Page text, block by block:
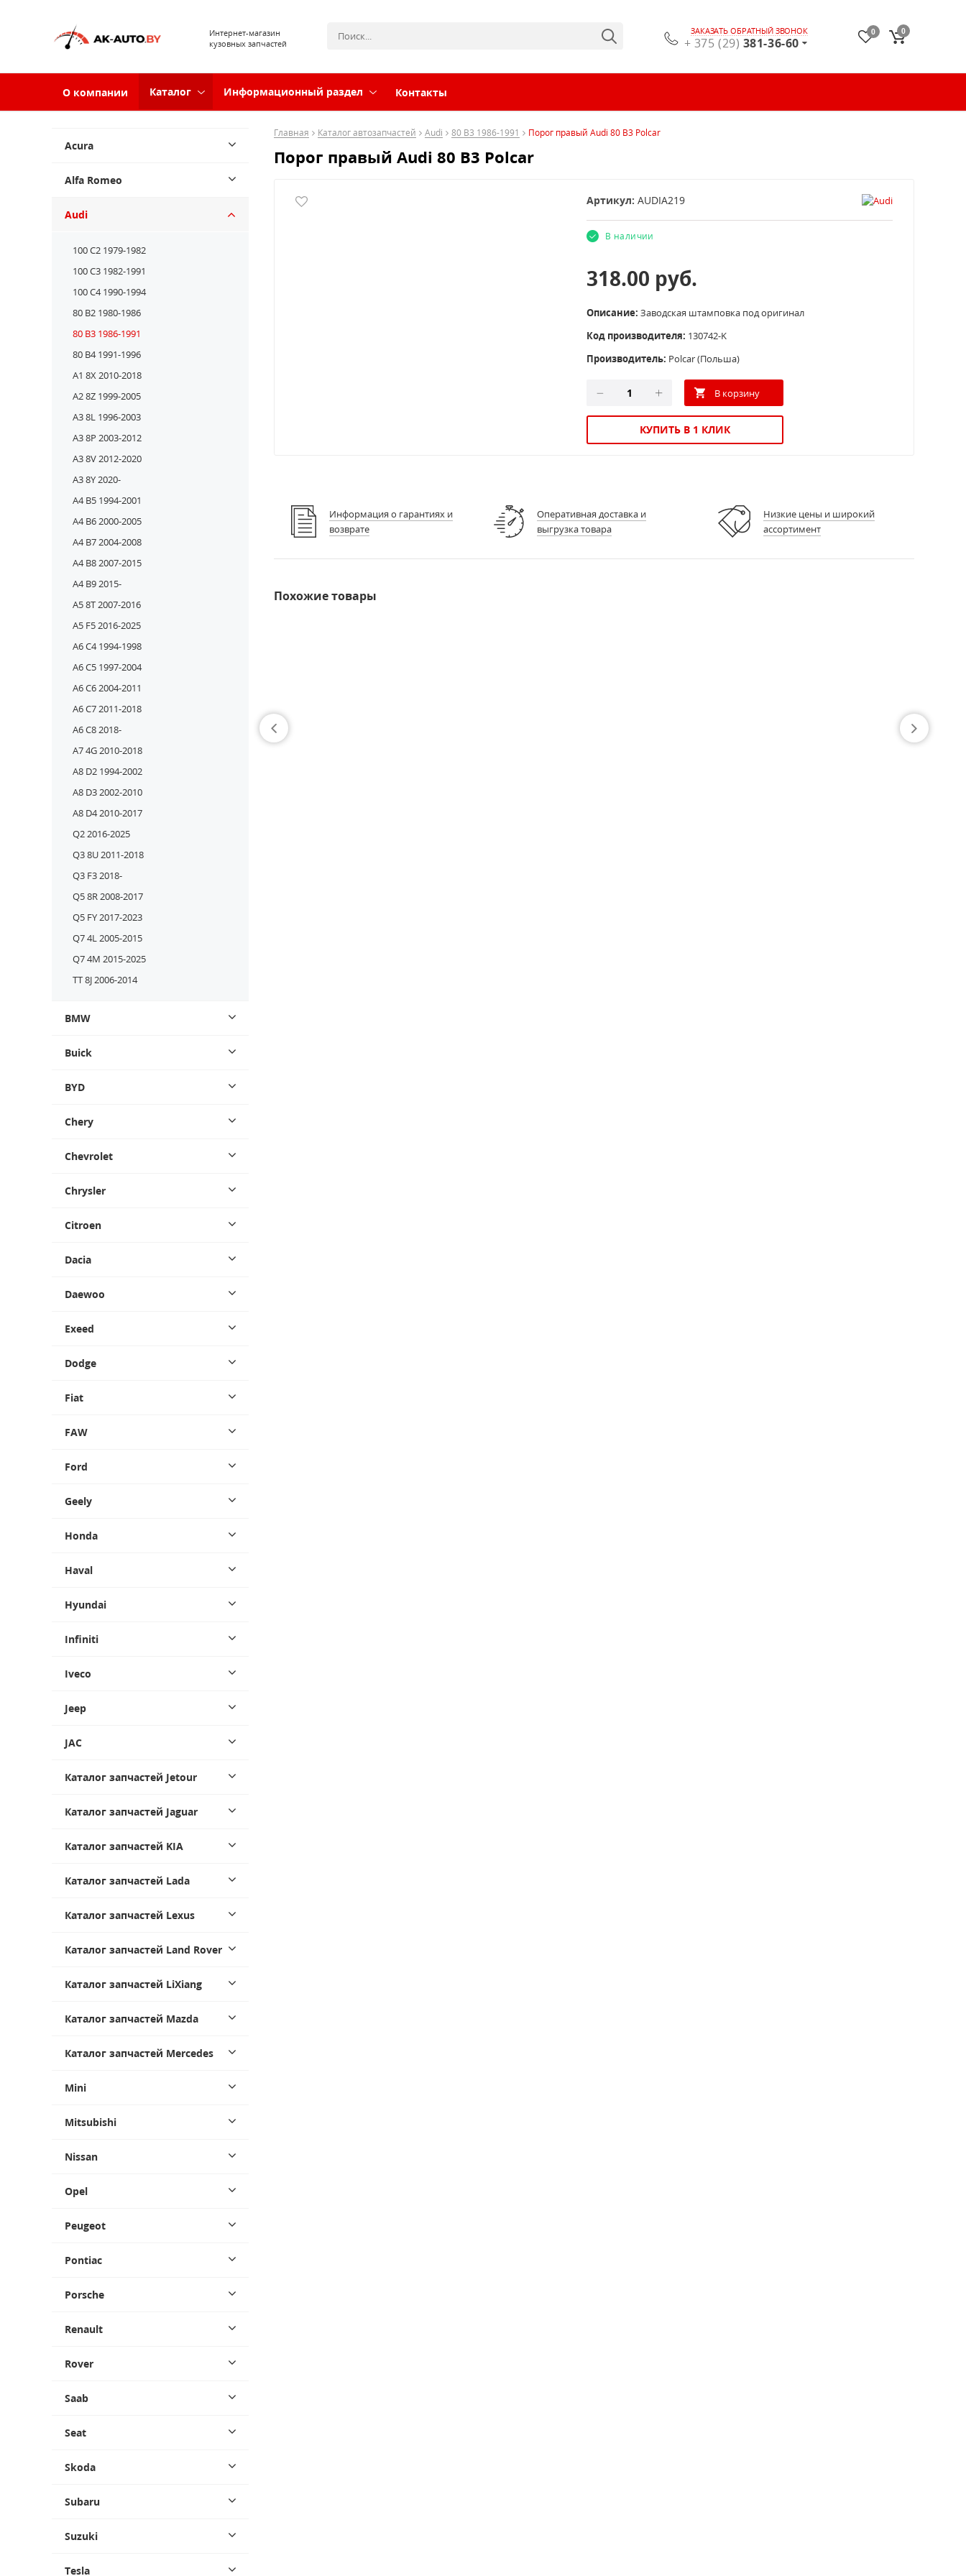
Интернет-магазин
кузовных запчастей
ЗАКАЗАТЬ ОБРАТНЫЙ ЗВОНОК
+ 375 (29) 381-36-60
0 0
О компании Каталог Информационный раздел Контакты
Acura
Alfa Romeo
Audi
100 C2 1979-1982
100 C3 1982-1991
100 C4 1990-1994
80 B2 1980-1986
80 B3 1986-1991
80 B4 1991-1996
A1 8X 2010-2018
A2 8Z 1999-2005
A3 8L 1996-2003
A3 8P 2003-2012
A3 8V 2012-2020
A3 8Y 2020-
A4 B5 1994-2001
A4 B6 2000-2005
A4 B7 2004-2008
A4 B8 2007-2015
A4 B9 2015-
A5 8T 2007-2016
A5 F5 2016-2025
A6 C4 1994-1998
A6 C5 1997-2004
A6 C6 2004-2011
A6 C7 2011-2018
A6 C8 2018-
A7 4G 2010-2018
A8 D2 1994-2002
A8 D3 2002-2010
A8 D4 2010-2017
Q2 2016-2025
Q3 8U 2011-2018
Q3 F3 2018-
Q5 8R 2008-2017
Q5 FY 2017-2023
Q7 4L 2005-2015
Q7 4M 2015-2025
TT 8J 2006-2014
BMW
Buick
BYD
Chery
Chevrolet
Chrysler
Citroen
Dacia
Daewoo
Exeed
Dodge
Fiat
FAW
Ford
Geely
Honda
Haval
Hyundai
Infiniti
Iveco
Jeep
JAC
Каталог запчастей Jetour
Каталог запчастей Jaguar
Каталог запчастей KIA
Каталог запчастей Lada
Каталог запчастей Lexus
Каталог запчастей Land Rover
Каталог запчастей LiXiang
Каталог запчастей Mazda
Каталог запчастей Mercedes
Mini
Mitsubishi
Nissan
Opel
Peugeot
Pontiac
Porsche
Renault
Rover
Saab
Seat
Skoda
Subaru
Suzuki
Tesla
Главная Каталог автозапчастей Audi 80 B3 1986-1991 Порог правый Audi 80 B3 Polcar
Порог правый Audi 80 B3 Polcar
Артикул:AUDIA219
В наличии
318.00 руб.
Описание:Заводская штамповка под оригинал
Код производителя: 130742-K
Производитель: Polcar (Польша)
КУПИТЬ В 1 КЛИК
Информация о гарантиях и
возврате
Оперативная доставка и
выгрузка товара
Низкие цены и широкий
ассортимент
Похожие товары